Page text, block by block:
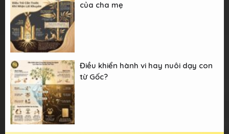
của cha mẹ
Điều khiển hành vi hay nuôi dạy con
từ Gốc?